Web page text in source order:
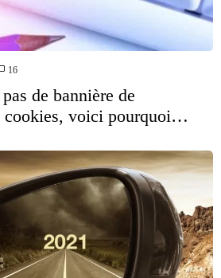
16
de bannière de
cookies, voici pourquoi…